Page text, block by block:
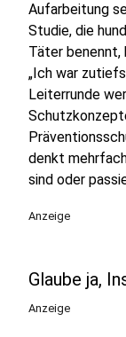
Aufarbeitung
Studie, die
Täter benennt,
„Ich war
Leiterrunde
denkt
sind oder
Anzeige
Glaube ja,
Anzeige